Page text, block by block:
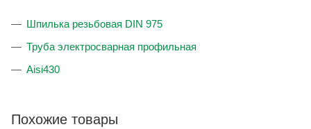
Шпилька резьбовая DIN 975
Труба электросварная профильная
Aisi430
Похожие товары